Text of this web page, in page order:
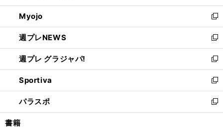
開
く
ウ
で
開
く
ン
ド
ウ
で
開
く
ウ
ィ
ン
ド
ウ
で
開
く
Myojo
新
し
い
ウ
ィ
ン
ド
ウ
で
開
週プレNEWS
新
し
い
ウ
ィ
ン
ド
ウ
週プレ グラジャパ!
新
し
い
ウ
ィ
ン
Sportiva
新
し
い
ウ
パラスポ
新
し
書籍